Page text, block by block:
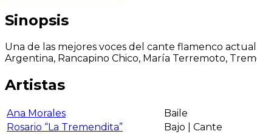
Sinopsis
Una de las mejores voces del cante flamenco
Argentina, Rancapino Chico, María Terremoto,
Artistas
Ana Morales
Baile
Rosario “La Tremendita”
Bajo | Cante